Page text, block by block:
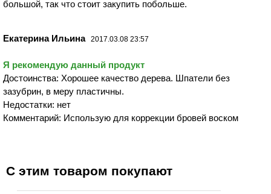
большой, так что стоит закупить побольше.
Екатерина Ильина 2017.03.08 23:57
Я рекомендую данный продукт
Достоинства: Хорошее качество дерева. Шпатели без
зазубрин, в меру пластичны.
Недостатки: нет
Комментарий: Использую для коррекции бровей воском
С этим товаром покупают